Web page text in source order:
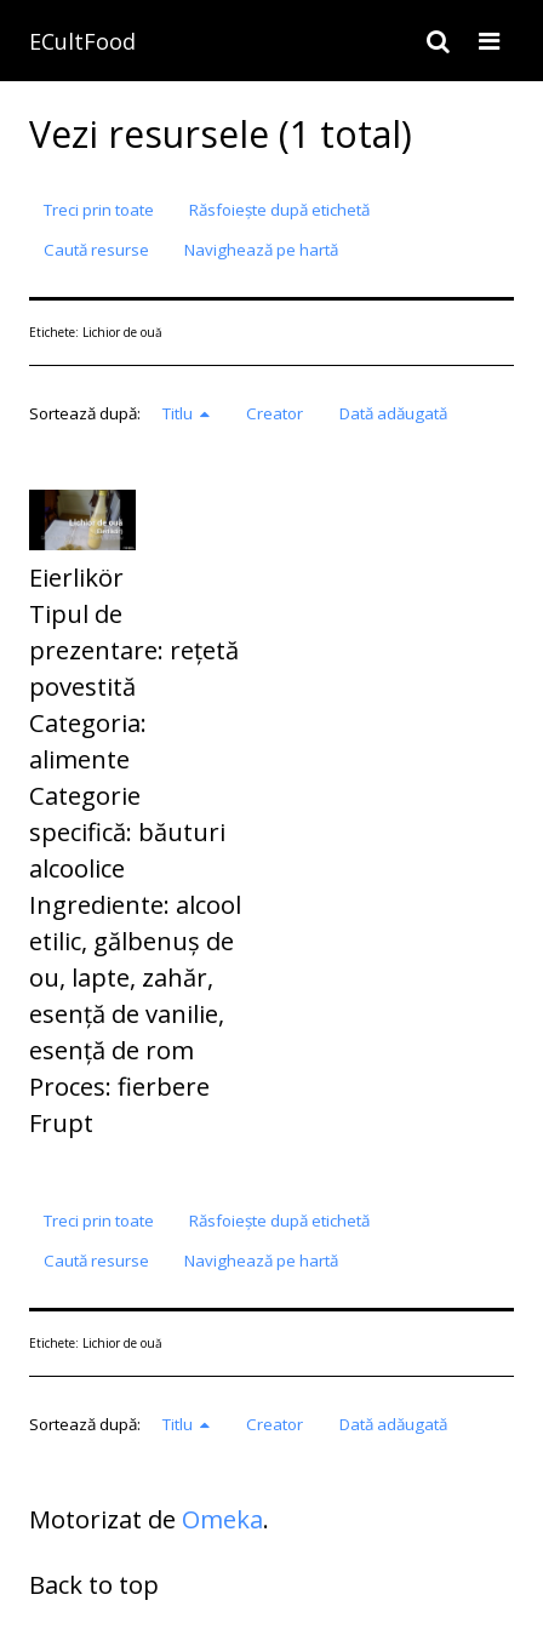
ECultFood
Vezi resursele (1 total)
Treci prin toate
Răsfoiește după etichetă
Caută resurse
Navighează pe hartă
Etichete: Lichior de ouă
Sortează după: Titlu Creator Dată adăugată
Eierlikör
Tipul de
prezentare: rețetă
povestită
Categoria:
alimente
Categorie
specifică: băuturi
alcoolice
Ingrediente: alcool
etilic, gălbenuș de
ou, lapte, zahăr,
esență de vanilie,
esență de rom
Proces: fierbere
Frupt
Treci prin toate
Răsfoiește după etichetă
Caută resurse
Navighează pe hartă
Etichete: Lichior de ouă
Sortează după: Titlu Creator Dată adăugată
Motorizat de Omeka.
Back to top